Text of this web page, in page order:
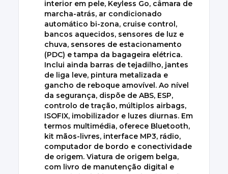
interior em pele, Keyless Go, câmara de
marcha-atrás, ar condicionado
automático bi-zona, cruise control,
bancos aquecidos, sensores de luz e
chuva, sensores de estacionamento
(PDC) e tampa da bagageira elétrica.
Inclui ainda barras de tejadilho, jantes
de liga leve, pintura metalizada e
gancho de reboque amovível. Ao nível
da segurança, dispõe de ABS, ESP,
controlo de tração, múltiplos airbags,
ISOFIX, imobilizador e luzes diurnas. Em
termos multimédia, oferece Bluetooth,
kit mãos-livres, interface MP3, rádio,
computador de bordo e conectividade
de origem. Viatura de origem belga,
com livro de manutenção digital e